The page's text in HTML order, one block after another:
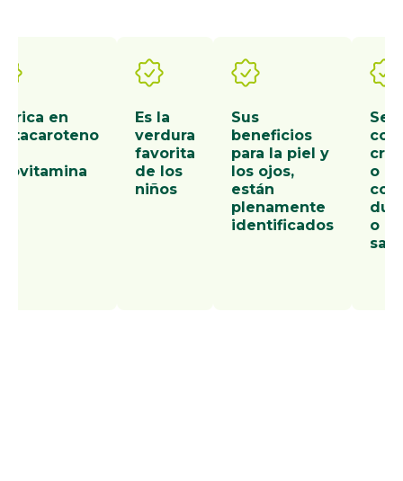
rica en
Es la
verdura
favorita
de los
niños
Sus
beneficios
para la piel y
los ojos,
están
plenamente
identificados
Se
o
o